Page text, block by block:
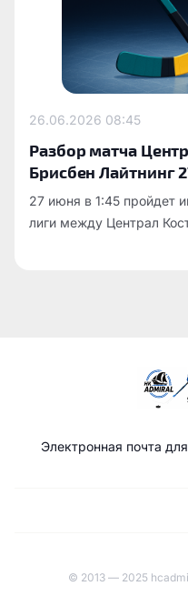
26.06.2026 08:45
Разбор матча
Брисбен Лайтнинг
27 июня в 1:45 пройдет
лиги между Централ
Электронная почта
© 2013 — 2025